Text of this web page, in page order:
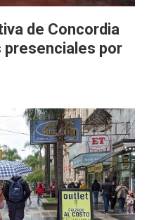
de Concordia
presenciales por